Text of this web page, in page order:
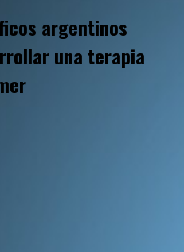
argentinos
una terapia